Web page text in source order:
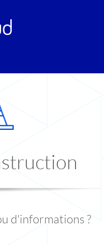
d'informations ?